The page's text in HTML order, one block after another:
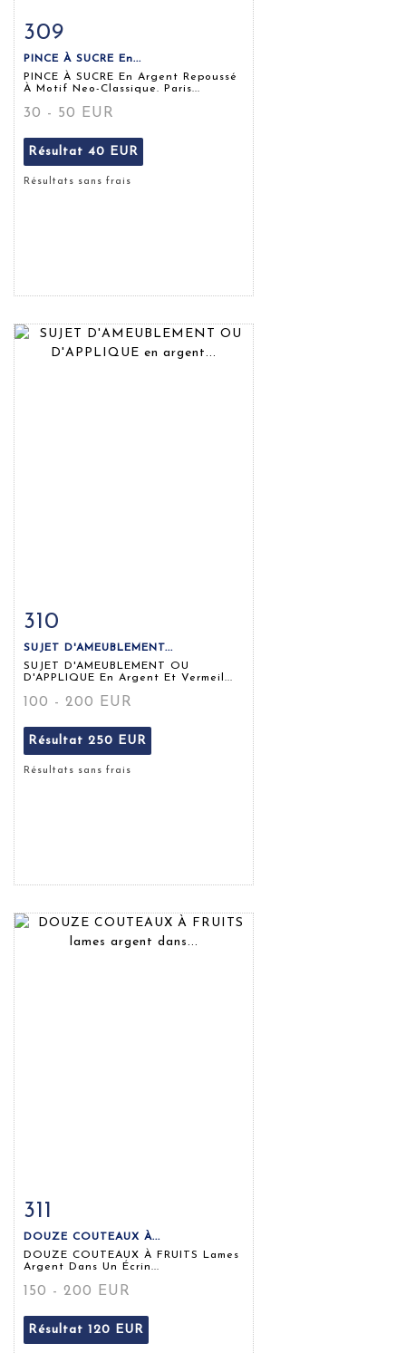
Fiche détaillée
309
PINCE À SUCRE En...
PINCE À SUCRE En Argent Repoussé
À Motif Neo-Classique. Paris...
30 - 50 EUR
Résultat 40 EUR
Résultats sans frais
Fiche détaillée
310
SUJET D'AMEUBLEMENT...
SUJET D'AMEUBLEMENT OU
D'APPLIQUE En Argent Et Vermeil...
100 - 200 EUR
Résultat 250 EUR
Résultats sans frais
Fiche détaillée
311
DOUZE COUTEAUX À...
DOUZE COUTEAUX À FRUITS Lames
Argent Dans Un Écrin...
150 - 200 EUR
Résultat 120 EUR